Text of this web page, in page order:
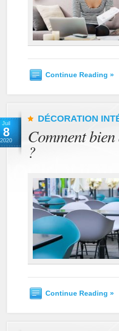
Continue Reading »
Juil
8
2020
DÉCORATION
Comment
?
Continue Reading »